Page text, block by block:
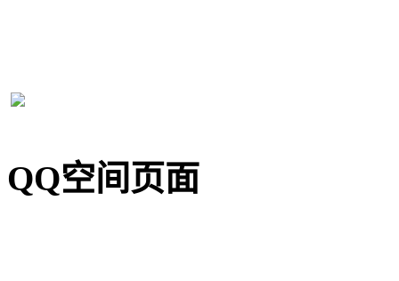
QQ空间页面